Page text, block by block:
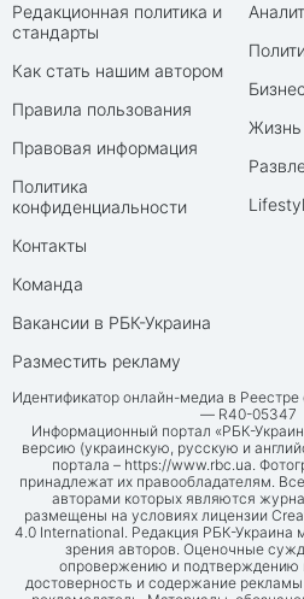
Редакционная политика и
стандарты
Как стать нашим автором
Правила пользования
Правовая информация
Политика
конфиденциальности
Контакты
Команда
Вакансии в РБК-Украина
Разместить рекламу
Бизнес
Жизнь
Идентификатор онлайн-медиа в
— R40-05347
Информационный портал «РБК-
версию (украинскую, русскую и
портала – https://www.rbc.ua.
принадлежат их правообладателям.
авторами которых являются
размещены на условиях лицензии
4.0 International. Редакция РБК-Украина
зрения авторов. Оценочные
опровержению и подтверждению
достоверность и содержание рекламы